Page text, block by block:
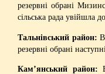
резервні обрані
сільська рада увійшла
Тальнівський район:
резервні обрані
Кам’янський район: